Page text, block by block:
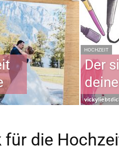
HOCHZEIT
Der
für die